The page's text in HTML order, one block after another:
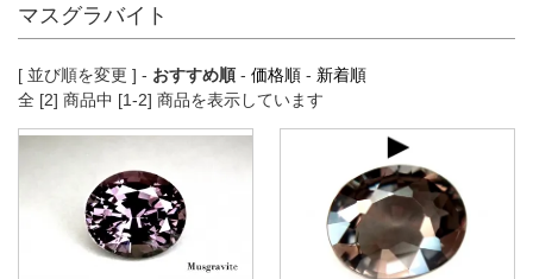
マスグラバイト
[ 並び順を変更 ] - おすすめ順 - 価格順 - 新着順
全 [2] 商品中 [1-2] 商品を表示しています